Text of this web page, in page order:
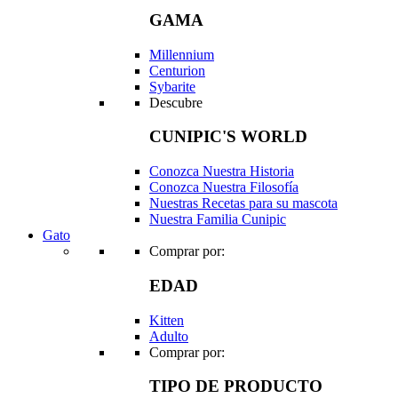
GAMA
Millennium
Centurion
Sybarite
Descubre
CUNIPIC'S WORLD
Conozca Nuestra Historia
Conozca Nuestra Filosofía
Nuestras Recetas para su mascota
Nuestra Familia Cunipic
Gato
Comprar por:
EDAD
Kitten
Adulto
Comprar por:
TIPO DE PRODUCTO